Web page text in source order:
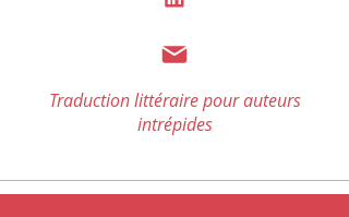
Traduction littéraire pour auteurs
intrépides